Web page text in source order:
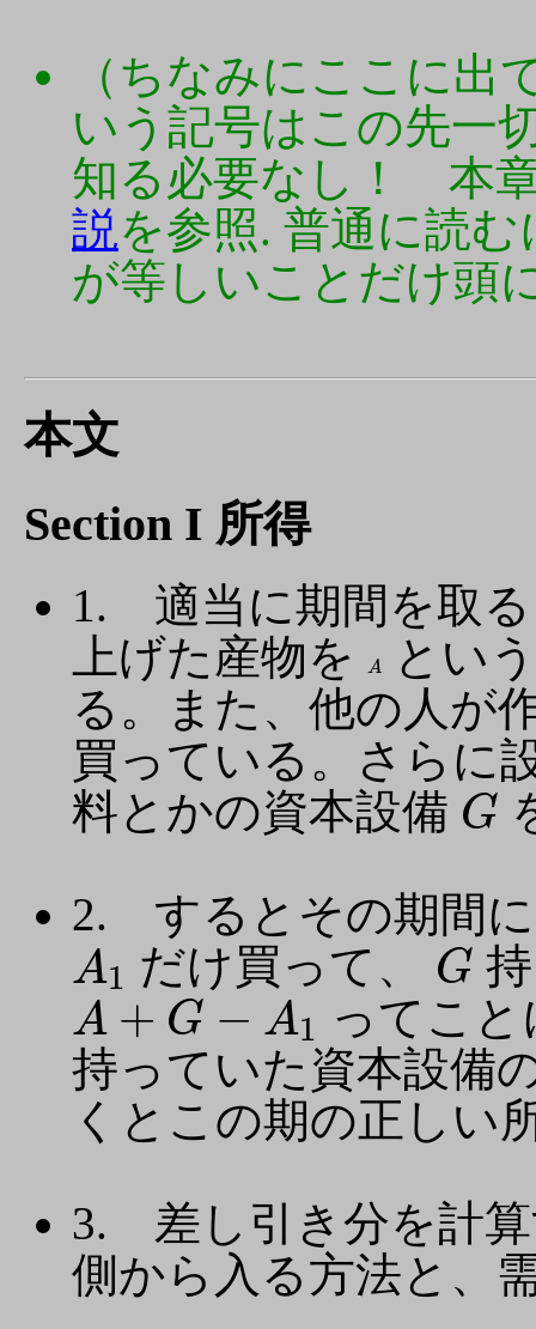
（ちなみにここに出
いう記号はこの先一
知る必要なし！ 本
説を参照. 普通に読
が等しいことだけ頭
本文
Section I 所得
1. 適当に期間を取
上げた産物を
A
A
とい
る。また、他の人が
買っている。さらに
料とかの資本設備 G
G
2. するとその期間
A1
A だけ買って、 G
G
A + G − A1
A+ G−A 1
ってこ
持っていた資本設備
くとこの期の正しい
3. 差し引き分を計算
側から入る方法と、